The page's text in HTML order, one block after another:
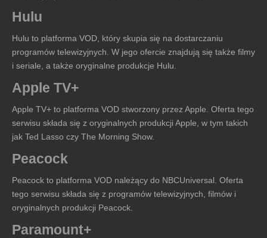
Hulu
Hulu to platforma VOD, który skupia się na dostarczaniu
programów telewizyjnych. W jego ofercie znajdują się także filmy
i seriale, a także oryginalne produkcje Hulu.
Apple TV+
Apple TV+ to platforma VOD stworzony przez Apple. Oferta tego
serwisu składa się z oryginalnych produkcji Apple, w tym takich
jak Ted Lasso czy The Morning Show.
Peacock
Peacock to platforma VOD należący do NBCUniversal. Oferta
tego serwisu składa się z programów telewizyjnych, filmów i
oryginalnych produkcji Peacock.
Paramount+